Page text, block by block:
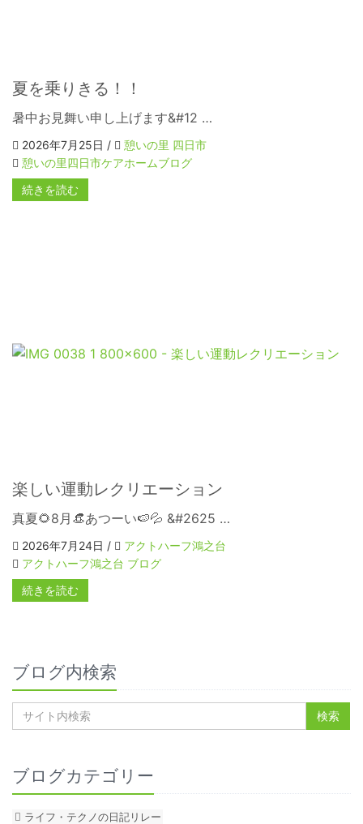
夏を乗りきる！！
暑中お見舞い申し上げます&#12 …
2026年7月25日 /
憩いの里 四日市
憩いの里四日市ケアホームブログ
続きを読む
楽しい運動レクリエーション
真夏🌻8月👒あつーい🍉💦 &#2625 …
2026年7月24日 /
アクトハーフ鴻之台
アクトハーフ鴻之台 ブログ
続きを読む
ブログ内検索
ブログカテゴリー
ライフ・テクノの日記リレー